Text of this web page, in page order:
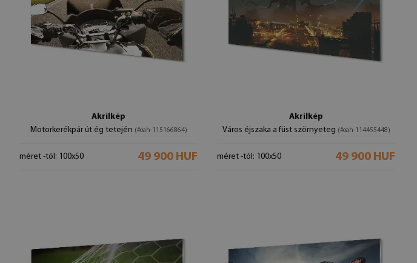
Akrilkép
Motorkerékpár út ég tetején (#oah-115166864)
méret -tól: 100x50 49 900 HUF
Akrilkép
Város éjszaka a füst szörnyeteg (#oah-114455448)
méret -tól: 100x50 49 900 HUF